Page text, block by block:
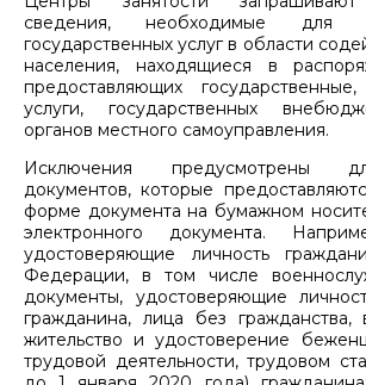
сведения, необходимые для
государственных услуг в области
населения, находящиеся в
предоставляющих
услуги, государственных
органов местного самоуправления.
Исключения предусмотрены
документов, которые
форме документа на бумажном
электронного документа.
удостоверяющие личность
Федерации, в том числе
документы, удостоверяющие
гражданина, лица без
жительство и удостоверение
трудовой деятельности, трудовом